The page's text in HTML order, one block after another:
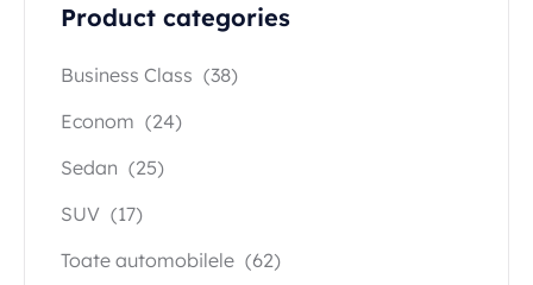
Product categories
Business Class (38)
Econom (24)
Sedan (25)
SUV (17)
Toate automobilele (62)